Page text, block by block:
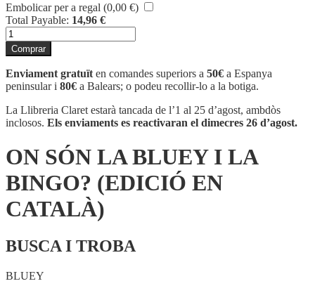
Embolicar per a regal (0,00 €)
Total Payable: 14,96 €
quantitat
de
ON
SÓN
LA
BLUEY
I
LA
EN
Comprar
Enviament gratuït en comandes superiors a 50€ a Espanya
peninsular i 80€ a Balears; o podeu recollir-lo a la botiga.
La Llibreria Claret estarà tancada de l’1 al 25 d’agost, ambdòs
inclosos. Els enviaments es reactivaran el dimecres 26 d’agost.
ON SÓN LA BLUEY I LA
BINGO? (EDICIÓ EN
CATALÀ)
BUSCA I TROBA
BLUEY